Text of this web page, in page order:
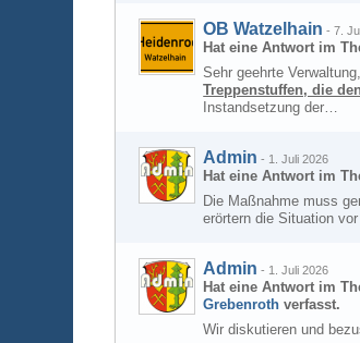
OB Watzelhain -7.
Hat eine Antwort im
Sehr geehrte
Treppenstuffen, die
Instandsetzung der…
Admin - 1. Juli 2026
Hat eine Antwort im
Die Maßnahme muss
erörtern die Situation
Admin - 1. Juli 2026
Hat eine Antwort im
Grebenroth verfasst.
Wir diskutieren und